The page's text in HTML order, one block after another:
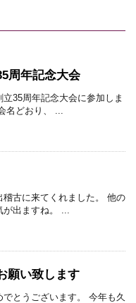
周年記念大会
35周年記念大会に参加しま
名どおり、 ...
古に来てくれました。 他の
出ますね。 ...
願い致します
とうございます。 今年も久